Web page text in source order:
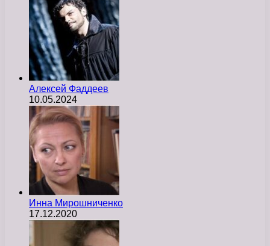
Алексей Фаддеев
10.05.2024
Инна Мирошниченко
17.12.2020